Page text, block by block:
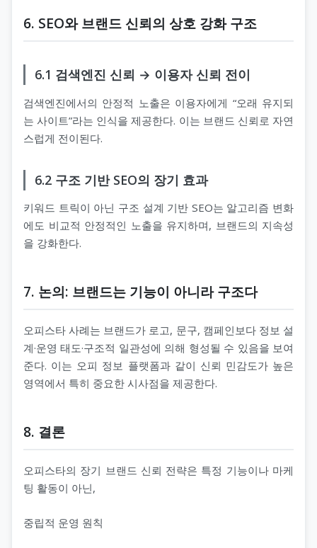
6. SEO와 브랜드 신뢰의 상호 강화 구조
6.1 검색엔진 신뢰 → 이용자 신뢰 전이
검색엔진에서의 안정적 노출은 이용자에게 “오래 유지되
는 사이트”라는 인식을 제공한다. 이는 브랜드 신뢰로 자연
스럽게 전이된다.
6.2 구조 기반 SEO의 장기 효과
키워드 트릭이 아닌 구조 설계 기반 SEO는 알고리즘 변화
에도 비교적 안정적인 노출을 유지하며, 브랜드의 지속성
을 강화한다.
7. 논의: 브랜드는 기능이 아니라 구조다
오피스타 사례는 브랜드가 로고, 문구, 캠페인보다 정보 설
계·운영 태도·구조적 일관성에 의해 형성될 수 있음을 보여
준다. 이는 오피 정보 플랫폼과 같이 신뢰 민감도가 높은
영역에서 특히 중요한 시사점을 제공한다.
8. 결론
오피스타의 장기 브랜드 신뢰 전략은 특정 기능이나 마케
팅 활동이 아닌,
중립적 운영 원칙